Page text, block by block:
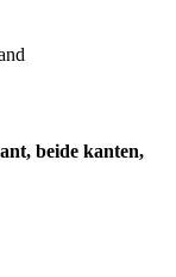
beide kanten,